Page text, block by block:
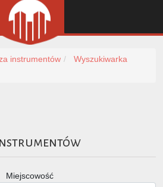
instrumentów
Wyszukiwarka
Miejscowość